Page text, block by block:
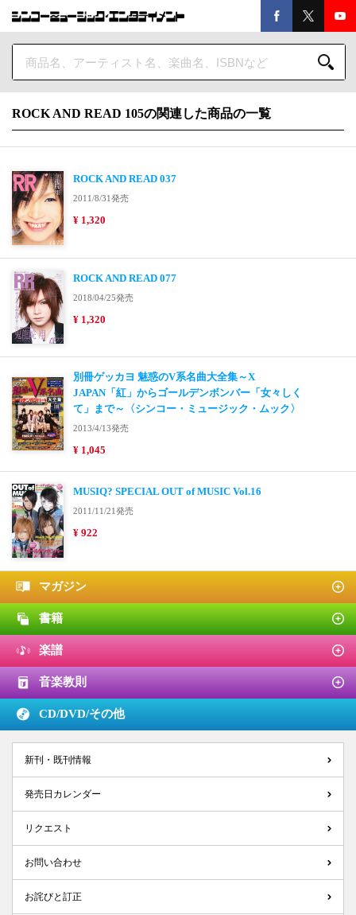
ROCK AND READ 105の関連した商品の一覧
ROCK AND READ 037
2011/8/31発売
¥ 1,320
ROCK AND READ 077
2018/04/25発売
¥ 1,320
別冊ゲッカヨ 魅惑のV系名曲大全集～X
JAPAN「紅」からゴールデンボンバー「女々しく
て」まで～〈シンコー・ミュージック・ムック〉
2013/4/13発売
¥ 1,045
MUSIQ? SPECIAL OUT of MUSIC Vol.16
2011/11/21発売
¥ 922
マガジン
書籍
楽譜
音楽教則
CD/DVD/その他
新刊・既刊情報
発売日カレンダー
リクエスト
お問い合わせ
お詫びと訂正